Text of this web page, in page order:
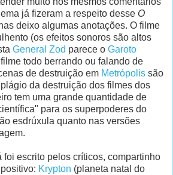
já fizeram a respeito desse O
deixo algumas anotações. O filme
(os efeitos sonoros são altos
General Zod parece o Garoto
todo berrando ou falando de
de destruição em Metrópolis são
da destruição dos filmes dos
tem uma grande quantidade de
para os superpoderes do
esdrúxula quanto nas versões
foi escrito pelos críticos, compartinho
Krypton (planeta natal do